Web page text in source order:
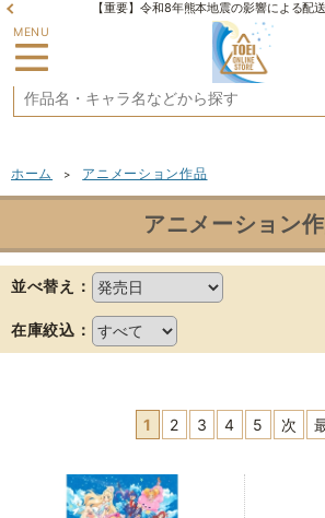
【重要】令和8年熊本地震の影響による配
MENU
ホーム > アニメーション作品
アニメーション
並べ替え：
在庫絞込：
1 2 3 4 5 次